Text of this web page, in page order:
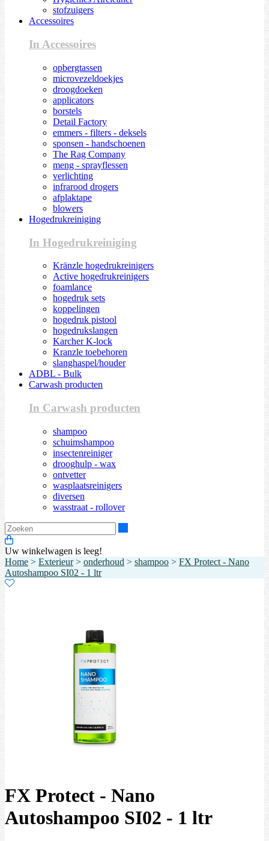
stofzuigers
Accessoires
In Accessoires
opbergtassen
microvezeldoekjes
droogdoeken
applicators
borstels
Detail Factory
emmers - filters - deksels
sponsen - handschoenen
The Rag Company
meng - sprayflessen
verlichting
infrarood drogers
afplaktape
blowers
Hogedrukreiniging
In Hogedrukreiniging
Kränzle hogedrukreinigers
Active hogedrukreinigers
foamlance
hogedruk sets
koppelingen
hogedruk pistool
hogedrukslangen
Karcher K-lock
Kranzle toebehoren
slanghaspel/houder
ADBL - Bulk
Carwash producten
In Carwash producten
shampoo
schuimshampoo
insectenreiniger
drooghulp - wax
ontvetter
wasplaatsreinigers
diversen
wasstraat - rollover
Uw winkelwagen is leeg!
Home > Exterieur> onderhoud > shampoo > FX Protect - Nano
Autoshampoo SI02 - 1 ltr
FX Protect - Nano
Autoshampoo SI02 - 1 ltr